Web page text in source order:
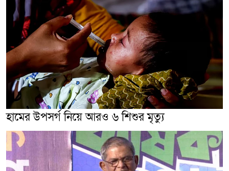
হামের উপসর্গ নিয়ে আরও ৬ শিশুর মৃত্যু